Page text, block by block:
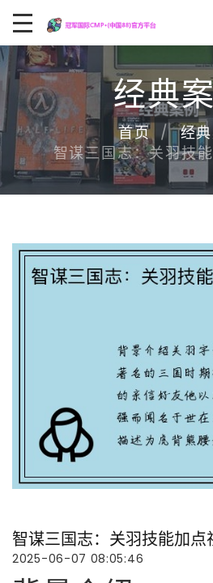
经典
首页
经
智谋三国志：关羽技
智谋三国志：关羽技能加点
2025-06-07 08:05:46